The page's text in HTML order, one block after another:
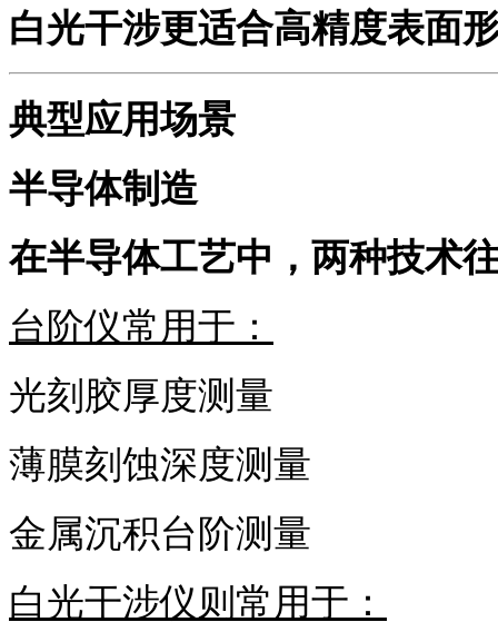
白光干涉更适合高精度表面
典型应用场景
半导体制造
在半导体工艺中，两种技术
台阶仪常用于：
光刻胶厚度测量
薄膜刻蚀深度测量
金属沉积台阶测量
白光干涉仪则常用于：